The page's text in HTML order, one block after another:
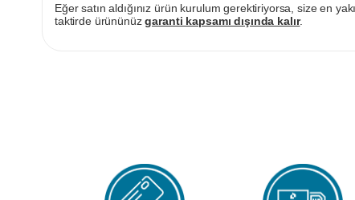
Eğer satın aldığınız ürün kurulum gerektiriyorsa, size en
taktirde ürününüzgaranti kapsamı dışında kalır.